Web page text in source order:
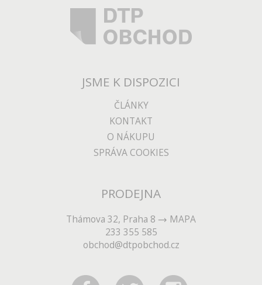
JSME K DISPOZICI
ČLÁNKY
KONTAKT
O NÁKUPU
SPRÁVA COOKIES
PRODEJNA
Thámova 32, Praha 8
MAPA
233 355 585
obchod@dtpobchod.cz